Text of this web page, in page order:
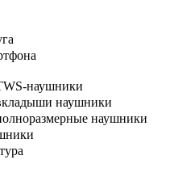
наушники
наушники
наушники